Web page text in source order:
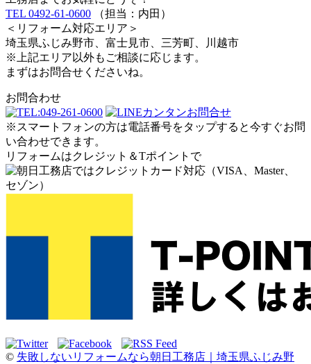
TEL 0492-61-0600 （担当：内田）
＜リフォーム対応エリア＞
埼玉県ふじみ野市、富士見市、三芳町、川越市
※上記エリア以外もご相談に応じます。
まずはお問合せくださいね。
お問合わせ
※スマートフォンの方は電話番号をタップすると今すぐお問
い合わせできます。
リフォームはクレジット＆Tポイントで
© 失敗しないリフォームなら朝日工務店｜埼玉県ふじみ野